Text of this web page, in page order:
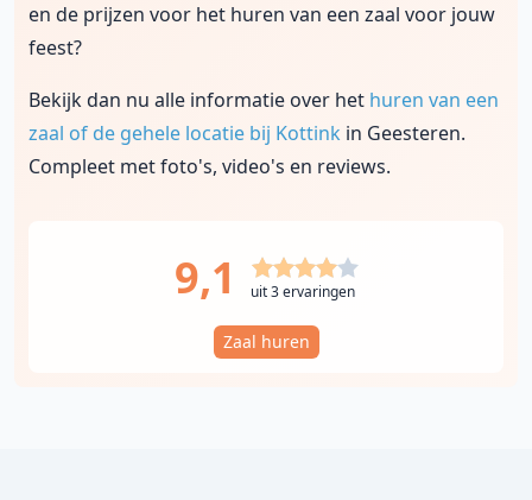
en de prijzen voor het huren van een zaal voor jouw
feest?
Bekijk dan nu alle informatie over het huren van een
zaal of de gehele locatie bij Kottink in Geesteren.
Compleet met foto's, video's en reviews.
9,1 uit 3 ervaringen
Zaal huren